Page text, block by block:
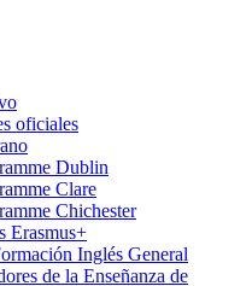
oficiales
Dublin
Clare
Chichester
Erasmus+
Inglés General
de la Enseñanza de